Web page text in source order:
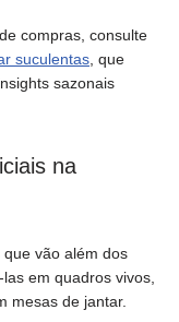
compras, consulte
suculentas , que
sazonais
na
vão além dos
em quadros vivos,
mesas de jantar.